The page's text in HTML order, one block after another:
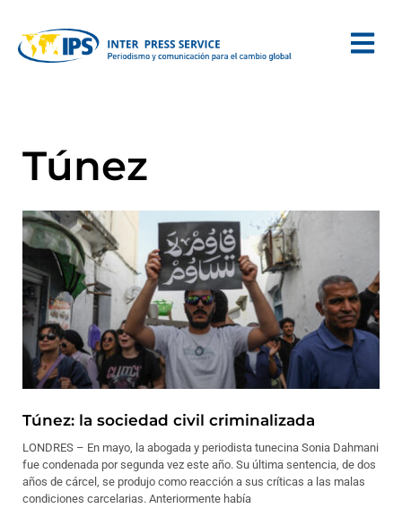
Túnez
Túnez: la sociedad civil criminalizada
LONDRES – En mayo, la abogada y periodista tunecina Sonia Dahmani
fue condenada por segunda vez este año. Su última sentencia, de dos
años de cárcel, se produjo como reacción a sus críticas a las malas
condiciones carcelarias. Anteriormente había